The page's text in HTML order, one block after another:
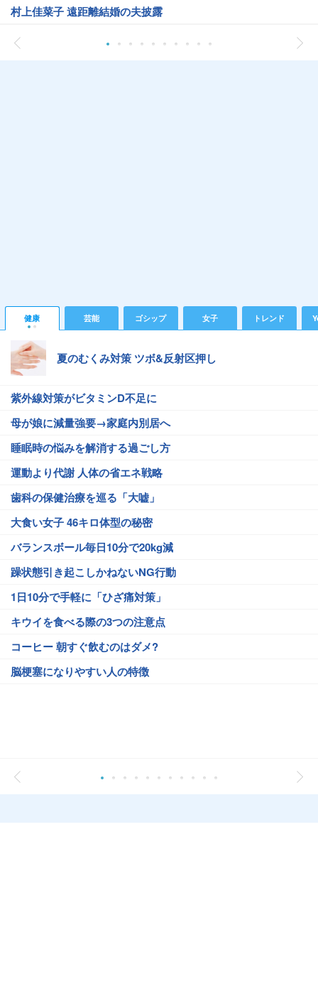
村上佳菜子 遠距離結婚の夫披露
健康 芸能 ゴシップ 女子 トレンド
夏のむくみ対策 ツボ&反射区押し
紫外線対策がビタミンD不足に
母が娘に減量強要→家庭内別居へ
睡眠時の悩みを解消する過ごし方
運動より代謝 人体の省エネ戦略
歯科の保健治療を巡る「大嘘」
大食い女子 46キロ体型の秘密
バランスボール毎日10分で20kg減
躁状態引き起こしかねないNG行動
1日10分で手軽に「ひざ痛対策」
キウイを食べる際の3つの注意点
コーヒー 朝すぐ飲むのはダメ?
脳梗塞になりやすい人の特徴